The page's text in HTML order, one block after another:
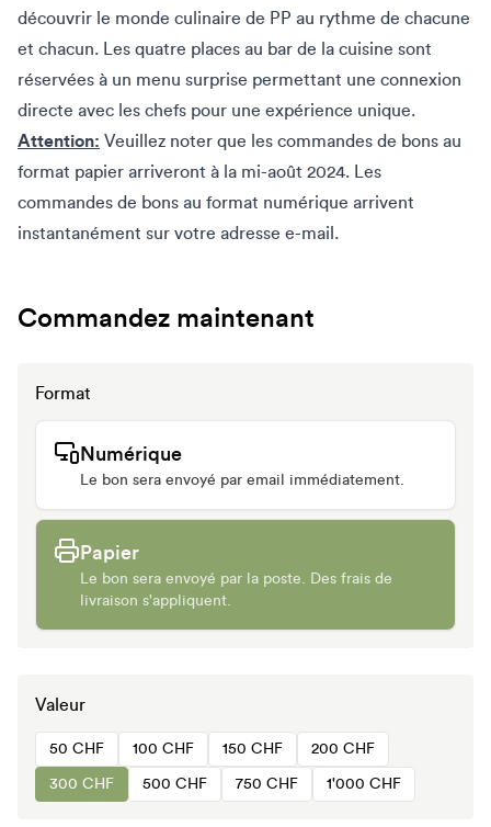
découvrir le monde culinaire de PP au rythme de chacune
et chacun. Les quatre places au bar de la cuisine sont
réservées à un menu surprise permettant une connexion
directe avec les chefs pour une expérience unique.
Attention: Veuillez noter que les commandes de bons au
format papier arriveront à la mi-août 2024. Les
commandes de bons au format numérique arrivent
instantanément sur votre adresse e-mail.
Commandez maintenant
Format
Numérique
Le bon sera envoyé par email immédiatement.
Papier
Le bon sera envoyé par la poste. Des frais de
livraison s'appliquent.
Valeur
50 CHF 100 CHF 150 CHF 200 CHF
300 CHF 500 CHF 750 CHF 1'000 CHF